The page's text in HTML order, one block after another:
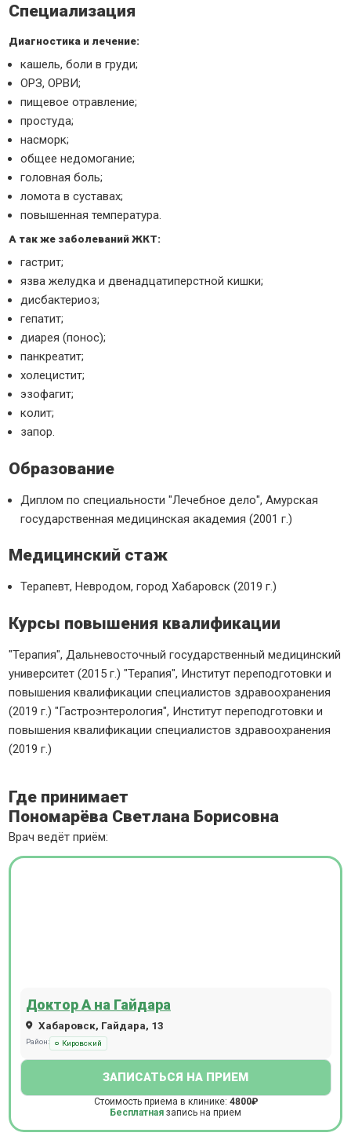
Специализация
Диагностика и лечение:
кашель, боли в груди;
ОРЗ, ОРВИ;
пищевое отравление;
простуда;
насморк;
общее недомогание;
головная боль;
ломота в суставах;
повышенная температура.
А так же заболеваний ЖКТ:
гастрит;
язва желудка и двенадцатиперстной кишки;
дисбактериоз;
гепатит;
диарея (понос);
панкреатит;
холецистит;
эзофагит;
колит;
запор.
Образование
Диплом по специальности "Лечебное дело", Амурская
государственная медицинская академия (2001 г.)
Медицинский стаж
Терапевт, Невродом, город Хабаровск (2019 г.)
Курсы повышения квалификации
"Терапия", Дальневосточный государственный медицинский
университет (2015 г.) "Терапия", Институт переподготовки и
повышения квалификации специалистов здравоохранения
(2019 г.) "Гастроэнтерология", Институт переподготовки и
повышения квалификации специалистов здравоохранения
(2019 г.)
Где принимает
Пономарёва Светлана Борисовна
Врач ведёт приём:
Доктор А на Гайдара
Хабаровск, Гайдара, 13
Район: Кировский
ЗАПИСАТЬСЯ НА ПРИЕМ
Стоимость приема в клинике: 4800₽
Бесплатная запись на прием